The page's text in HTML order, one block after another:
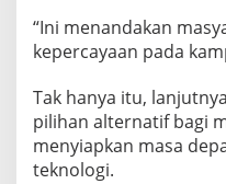
“Ini menandakan
kepercayaan pada
Tak hanya itu,
pilihan alternatif bagi
menyiapkan masa
teknologi.